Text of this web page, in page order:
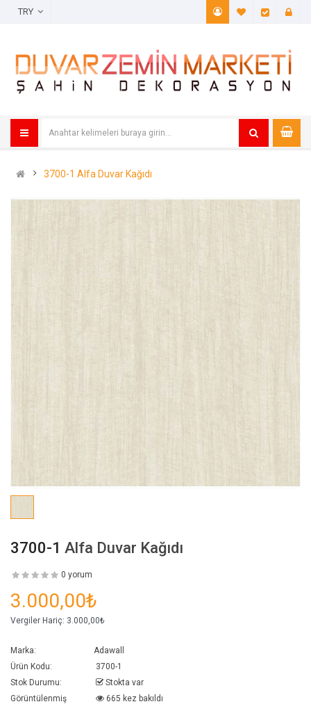
A. Listem
3700-1 Alfa Duvar Kağıdı
3700-1 Alfa Duvar Kağıdı
0 yorum
3.000,00₺
Vergiler Hariç: 3.000,00₺
Marka:
Adawall
Ürün Kodu:
3700-1
Stok Durumu:
Stokta var
Görüntülenmiş
665 kez bakıldı